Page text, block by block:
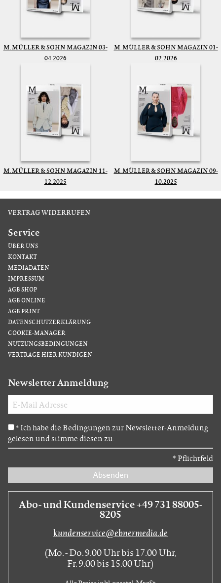
M. MÜLLER & SOHN MAGAZIN 03-
04.2026
M. MÜLLER & SOHN MAGAZIN 01-
02.2026
M. MÜLLER & SOHN MAGAZIN 11-
12.2025
M. MÜLLER & SOHN MAGAZIN 09-
10.2025
VERTRAG WIDERRUFEN
Service
ÜBER UNS
KONTAKT
MEDIADATEN
IMPRESSUM
AGB SHOP
AGB ONLINE
AGB PRINT
DATENSCHUTZERKLÄRUNG
COOKIE-MANAGER
NUTZUNGSBEDINGUNGEN
VERTRÄGE HIER KÜNDIGEN
Newsletter Anmeldung
* Ich habe die Bedingungen zur Newsletter-Anmeldung
gelesen und stimme diesen zu.
* Pflichtfeld
Absenden
Abo- und Kundenservice +49 731 88005-
8205
kundenservice@ebnermedia.de
(Mo. - Do. 9.00 Uhr bis 17.00 Uhr,
Fr. 9.00 bis 15.00 Uhr)